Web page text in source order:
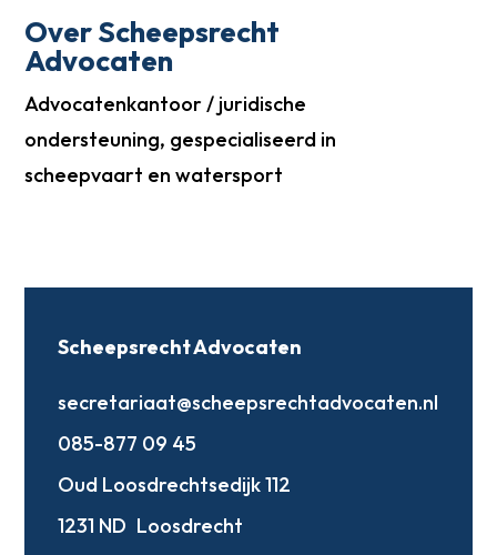
Over Scheepsrecht
Advocaten
Advocatenkantoor / juridische
ondersteuning, gespecialiseerd in
scheepvaart en watersport
Scheepsrecht Advocaten
secretariaat@scheepsrechtadvocaten.nl
085-877 09 45
Oud Loosdrechtsedijk 112
1231 ND Loosdrecht